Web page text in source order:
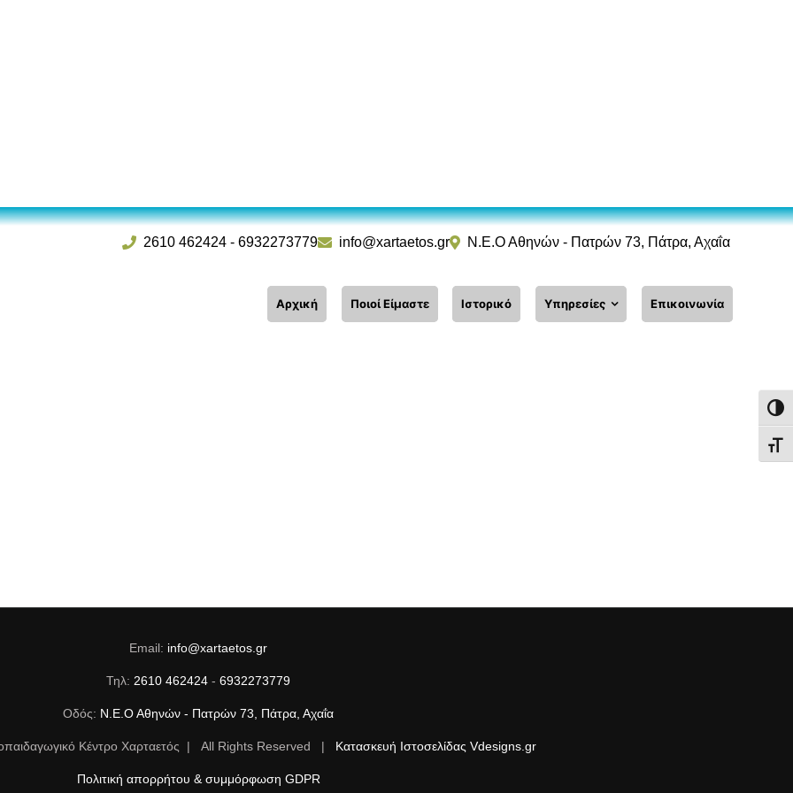
2610 462424 -6932273779 info@xartaetos.gr Ν.Ε.Ο Αθηνών - Πατρών 73, Πάτρα, Αχαΐα
Αρχική Ποιοί Είμαστε Ιστορικό Υπηρεσίες Επικοινωνία
Email: info@xartaetos.gr
Τηλ: 2610 462424 - 6932273779
Οδός: Ν.Ε.Ο Αθηνών - Πατρών 73, Πάτρα, Αχαΐα
Κέντρο Χαρταετός | All Rights Reserved | Κατασκευή Ιστοσελίδας Vdesigns.gr
Πολιτική απορρήτου & συμμόρφωση GDPR